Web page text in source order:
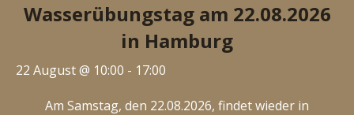
Wasserübungstag am 22.08.2026
in Hamburg
22 August @ 10:00 - 17:00
Am Samstag, den 22.08.2026, findet wieder in